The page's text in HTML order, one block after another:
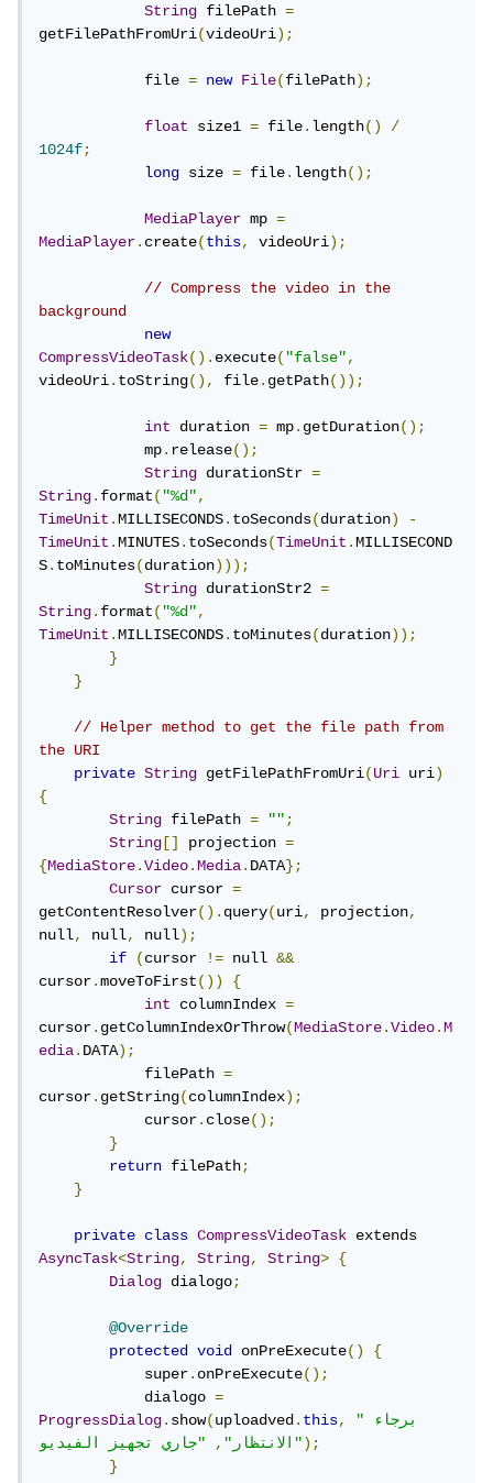
String filePath =
getFilePathFromUri(videoUri);
            file
= new File(filePath);
float size1 = file.length()
/
1024f;
long size = file.length();
MediaPlayer mp =
MediaPlayer.create(this, videoUri);
// Compress the video in the
background
new
CompressVideoTask().execute("false",
videoUri.toString(), file.getPath());
int duration = mp.getDuration();
            mp
.release();
String durationStr =
String.format("%d",
TimeUnit.MILLISECONDS.toSeconds(duration)
-
TimeUnit.MINUTES.toSeconds(TimeUnit.MILLISECOND
S.toMinutes(duration)));
String durationStr2 =
String.format("%d",
TimeUnit.MILLISECONDS.toMinutes(duration));
}
}
// Helper method to get the file path from
the URI
private
String getFilePathFromUri(Uri uri)
{
String filePath = "";
String [] projection =
{MediaStore.Video.Media.DATA};
Cursor cursor =
getContentResolver().query(uri, projection,
null, null, null);
if
(cursor != null &&
cursor.moveToFirst())
{
int
columnIndex =
cursor.getColumnIndexOrThrow(MediaStore.Video.M
edia.DATA);
            filePath
=
cursor.getString(columnIndex);
            cursor
.close();
}
return filePath;
}
private class CompressVideoTask
AsyncTask<String, String, String>
{
Dialog dialogo;
@Override
protected
void onPreExecute()
{
            super
.onPreExecute();
            dialogo
=
ProgressDialog.show(uploadved.this,
"برجاء
الانتظار", "جاري تجهيز الفيديو");
}